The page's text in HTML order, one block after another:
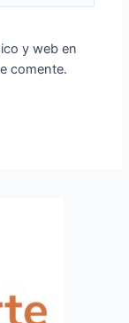
y web en
comente.